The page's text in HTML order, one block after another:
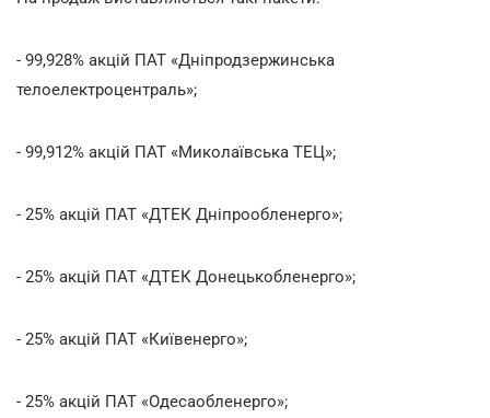
- 99,928% акцій ПАТ «Дніпродзержинська
телоелектроцентраль»;
- 99,912% акцій ПАТ «Миколаївська ТЕЦ»;
- 25% акцій ПАТ «ДТЕК Дніпрообленерго»;
- 25% акцій ПАТ «ДТЕК Донецькобленерго»;
- 25% акцій ПАТ «Київенерго»;
- 25% акцій ПАТ «Одесаобленерго»;